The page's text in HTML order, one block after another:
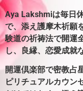
Aya Lakshmiは毎日
で、添え護摩木祈願
験道の祈祷法で開運
し、良縁、恋愛成就
開運倶楽部で密教占
ピリチュアルカウン